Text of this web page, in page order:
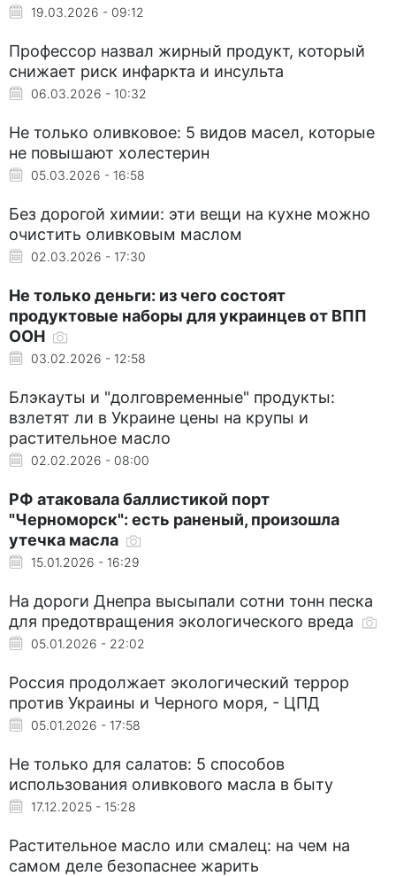
19.03.2026 - 09:12
Профессор назвал жирный продукт, который
снижает риск инфаркта и инсульта
06.03.2026 - 10:32
Не только оливковое: 5 видов масел, которые
не повышают холестерин
05.03.2026 - 16:58
Без дорогой химии: эти вещи на кухне можно
очистить оливковым маслом
02.03.2026 - 17:30
Не только деньги: из чего состоят
продуктовые наборы для украинцев от ВПП
ООН
03.02.2026 - 12:58
Блэкауты и "долговременные" продукты:
взлетят ли в Украине цены на крупы и
растительное масло
02.02.2026 - 08:00
РФ атаковала баллистикой порт
"Черноморск": есть раненый, произошла
утечка масла
15.01.2026 - 16:29
На дороги Днепра высыпали сотни тонн песка
для предотвращения экологического вреда
05.01.2026 - 22:02
Россия продолжает экологический террор
против Украины и Черного моря, - ЦПД
05.01.2026 - 17:58
Не только для салатов: 5 способов
использования оливкового масла в быту
17.12.2025 - 15:28
Растительное масло или смалец: на чем на
самом деле безопаснее жарить